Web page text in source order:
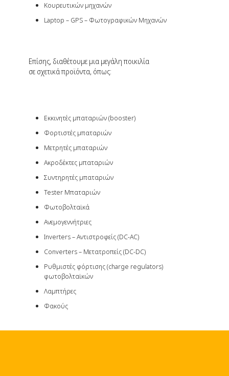
Κουρευτικών μηχανών
Laptop – GPS – Φωτογραφικών Μηχανών
Επίσης, διαθέτουμε μια μεγάλη ποικιλία
σε σχετικά προϊόντα, όπως:
Εκκινητές μπαταριών (booster)
Φορτιστές μπαταριών
Μετρητές μπαταριών
Ακροδέκτες μπαταριών
Συντηρητές μπαταριών
Tester Μπαταριών
Φωτοβολταϊκά
Ανεμογεννήτριες
Inverters – Αντιστροφείς (DC-AC)
Converters – Μετατροπείς (DC-DC)
Ρυθμιστές φόρτισης (charge regulators)
φωτοβολταϊκών
Λαμπτήρες
Φακούς